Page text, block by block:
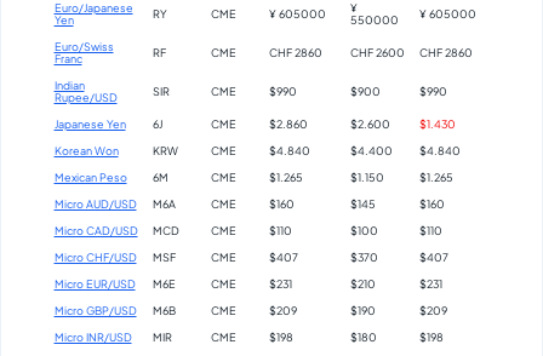
Euro/Japanese
Yen
RY CME ¥ 605000
¥
550000
¥ 605000
Euro/Swiss
Franc
RF CME CHF 2860 CHF 2600 CHF 2860
Indian
Rupee/USD
SIR CME $990 $900 $990
Japanese Yen 6J CME $2.860 $2.600
$1.430
Korean Won
KRW CME $4.840 $4.400
$4.840
Mexican Peso
6M CME $1.265 $1.150
$1.265
Micro AUD/USD
M6A CME $160 $145
$160
Micro CAD/USD
MCD CME $110 $100
$110
Micro CHF/USD
MSF CME $407 $370
$407
Micro EUR/USD
M6E CME $231 $210
$231
Micro GBP/USD
M6B CME $209 $190
$209
Micro INR/USD
MIR CME $198 $180
$198